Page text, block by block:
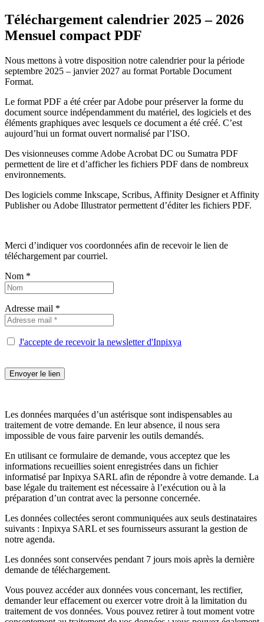
Téléchargement calendrier 2025 – 2026
Mensuel compact PDF
Nous mettons à votre disposition notre calendrier pour la période
septembre 2025 – janvier 2027 au format Portable Document
Format.
Le format PDF a été créer par Adobe pour préserver la forme du
document source indépendamment du matériel, des logiciels et des
éléments graphiques avec lesquels ce document a été créé. C’est
aujourd’hui un format ouvert normalisé par l’ISO.
Des visionneuses comme Adobe Acrobat DC ou Sumatra PDF
permettent de lire et d’afficher les fichiers PDF dans de nombreux
environnements.
Des logiciels comme Inkscape, Scribus, Affinity Designer et Affinity
Publisher ou Adobe Illustrator permettent d’éditer les fichiers PDF.
Merci d’indiquer vos coordonnées afin de recevoir le lien de
téléchargement par courriel.
Nom *
Adresse mail *
J'accepte de recevoir la newsletter d'Inpixya
Les données marquées d’un astérisque sont indispensables au
traitement de votre demande. En leur absence, il nous sera
impossible de vous faire parvenir les outils demandés.
En utilisant ce formulaire de demande, vous acceptez que les
informations recueillies soient enregistrées dans un fichier
informatisé par Inpixya SARL afin de répondre à votre demande. La
base légale du traitement est nécessaire à l’exécution ou à la
préparation d’un contrat avec la personne concernée.
Les données collectées seront communiquées aux seuls destinataires
suivants : Inpixya SARL et ses fournisseurs assurant la gestion de
notre agenda.
Les données sont conservées pendant 7 jours mois après la dernière
demande de téléchargement.
Vous pouvez accéder aux données vous concernant, les rectifier,
demander leur effacement ou exercer votre droit à la limitation du
traitement de vos données. Vous pouvez retirer à tout moment votre